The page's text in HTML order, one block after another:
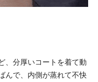
、分厚いコートを着て動
んで、内側が蒸れて不快